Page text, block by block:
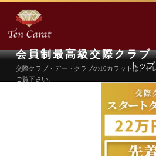
会員制最高級交際クラブ
交際クラブ・デートクラブの10カラットは、
ご覧下さい。
トップ